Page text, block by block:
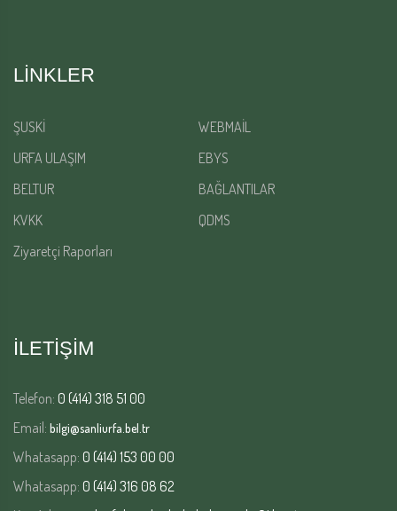
LINKLER
ŞUSKİ
WEBMAİL
URFA ULAŞIM
EBYS
BELTUR
BAĞLANTILAR
KVKK
QDMS
Ziyaretçi Raporları
İLETİŞİM
Telefon: 0 (414) 318 51 00
Email: bilgi@sanliurfa.bel.tr
Whatasapp: 0 (414) 153 00 00
Whatasapp: 0 (414) 316 08 62